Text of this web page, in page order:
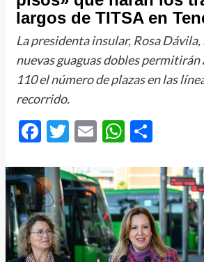
largos de TITSA en
La presidenta insular, Rosa
nuevas guaguas dobles permitirán
110 el número de plazas en las
recorrido.
Facebook
Twitter
Email